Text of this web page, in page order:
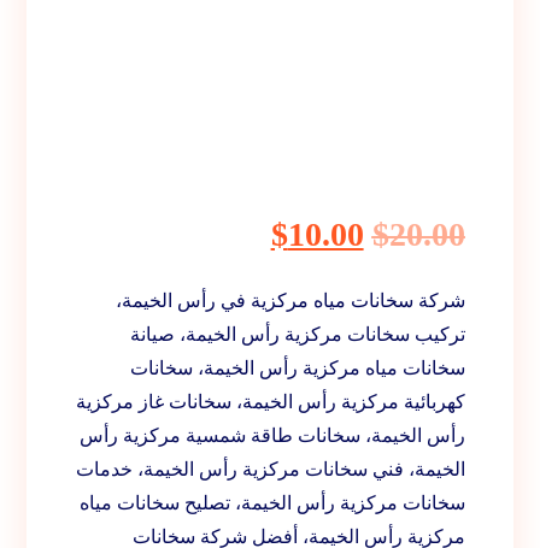
$20.00
$10.00
شركة سخانات مياه مركزية في رأس الخيمة،
تركيب سخانات مركزية رأس الخيمة، صيانة
سخانات مياه مركزية رأس الخيمة، سخانات
كهربائية مركزية رأس الخيمة، سخانات غاز مركزية
رأس الخيمة، سخانات طاقة شمسية مركزية رأس
الخيمة، فني سخانات مركزية رأس الخيمة، خدمات
سخانات مركزية رأس الخيمة، تصليح سخانات مياه
مركزية رأس الخيمة، أفضل شركة سخانات